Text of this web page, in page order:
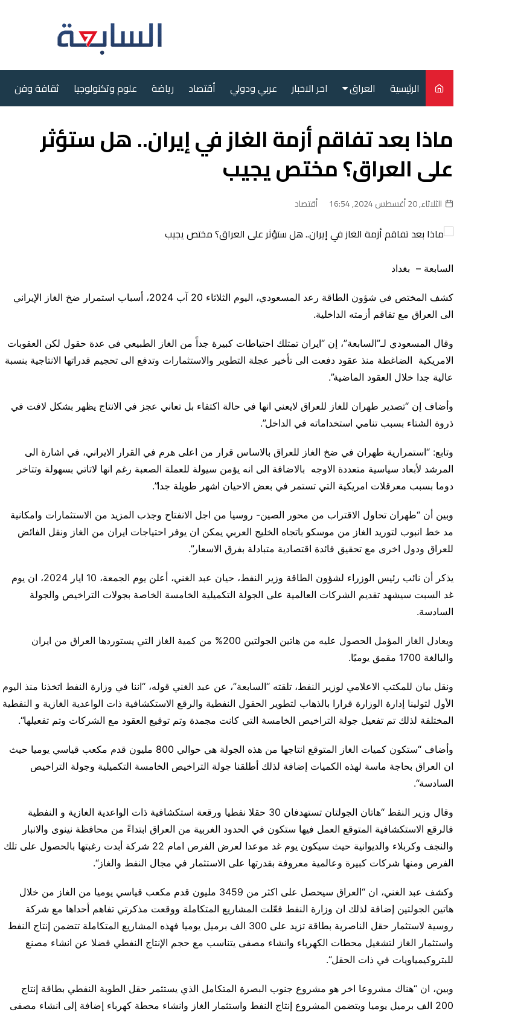
الرئيسية العراق
سياسة
محليات
اخر الاخبار عربي ودولي أقتصاد رياضة علوم وتكنولوجيا ثقافة وفن
ماذا بعد تفاقم أزمة الغاز في إيران.. هل ستؤثر
على العراق؟ مختص يجيب
الثلاثاء, 20 أغسطس 2024, 16:54 أقتصاد
السابعة – بغداد
كشف المختص في شؤون الطاقة رعد المسعودي، اليوم الثلاثاء 20 آب 2024، أسباب استمرار ضخ الغاز الإيراني
الى العراق مع تفاقم أزمته الداخلية.
وقال المسعودي لـ”السابعة”، إن “ايران تمتلك احتياطات كبيرة جداً من الغاز الطبيعي في عدة حقول لكن العقوبات
الامريكية الضاغطة منذ عقود دفعت الى تأخير عجلة التطوير والاستثمارات وتدفع الى تحجيم قدراتها الانتاجية بنسبة
عالية جدا خلال العقود الماضية”.
وأضاف إن “تصدير طهران للغاز للعراق لايعني انها في حالة اكتفاء بل تعاني عجز في الانتاج يظهر بشكل لافت في
ذروة الشتاء بسبب تنامي استخداماته في الداخل”.
وتابع: “استمرارية طهران في ضخ الغاز للعراق بالاساس قرار من اعلى هرم في القرار الايراني، في اشارة الى
المرشد لأبعاد سياسية متعددة الاوجه بالاضافة الى انه يؤمن سيولة للعملة الصعبة رغم انها لاتاتي بسهولة وتتاخر
دوما بسبب معرقلات امريكية التي تستمر في بعض الاحيان اشهر طويلة جدا”.
وبين أن “طهران تحاول الاقتراب من محور الصين- روسيا من اجل الانفتاح وجذب المزيد من الاستثمارات وامكانية
مد خط انبوب لتوريد الغاز من موسكو باتجاه الخليج العربي يمكن ان يوفر احتياجات ايران من الغاز ونقل الفائض
للعراق ودول اخرى مع تحقيق فائدة اقتصادية متبادلة بفرق الاسعار”.
يذكر أن نائب رئيس الوزراء لشؤون الطاقة وزير النفط، حيان عبد الغني، أعلن يوم الجمعة، 10 ايار 2024، ان يوم
غد السبت سيشهد تقديم الشركات العالمية على الجولة التكميلية الخامسة الخاصة بجولات التراخيص والجولة
السادسة.
ويعادل الغاز المؤمل الحصول عليه من هاتين الجولتين 200% من كمية الغاز التي يستوردها العراق من ايران
والبالغة 1700 مقمق يوميًا
.
ونقل بيان للمكتب الاعلامي لوزير النفط، تلقته “السابعة”، عن عبد الغني قوله، “اننا في وزارة النفط اتخذنا منذ اليوم
الأول لتولينا إدارة الوزارة قرارا بالذهاب لتطوير الحقول النفطية والرقع الاستكشافية ذات الواعدية الغازية و النفطية
المختلفة لذلك تم تفعيل جولة التراخيص الخامسة التي كانت مجمدة وتم توقيع العقود مع الشركات وتم تفعيلها“.
وأضاف “ستكون كميات الغاز المتوقع انتاجها من هذه الجولة هي حوالي 800 مليون قدم مكعب قياسي يوميا حيث
ان العراق بحاجة ماسة لهذه الكميات إضافة لذلك أطلقنا جولة التراخيص الخامسة التكميلية وجولة التراخيص
السادسة“.
وقال وزير النفط “هاتان الجولتان تستهدفان 30 حقلا نفطيا ورقعة استكشافية ذات الواعدية الغازية و النفطية
فالرقع الاستكشافية المتوقع العمل فيها ستكون في الحدود الغربية من العراق ابتداءً من محافظة نينوى والانبار
والنجف وكربلاء والديوانية حيث سيكون يوم غد موعدا لعرض الفرص امام 22 شركة أبدت رغبتها بالحصول على تلك
الفرص ومنها شركات كبيرة وعالمية معروفة بقدرتها على الاستثمار في مجال النفط والغاز“.
وكشف عبد الغني، ان “العراق سيحصل على اكثر من 3459 مليون قدم مكعب قياسي يوميا من الغاز من خلال
هاتين الجولتين إضافة لذلك ان وزارة النفط فعّلت المشاريع المتكاملة ووقعت مذكرتي تفاهم أحداها مع شركة
روسية لاستثمار حقل الناصرية بطاقة تزيد على 300 الف برميل يوميا فهذه المشاريع المتكاملة تتضمن إنتاج النفط
واستثمار الغاز لتشغيل محطات الكهرباء وانشاء مصفى يتناسب مع حجم الإنتاج النفطي فضلا عن انشاء مصنع
للبتروكيمياويات في ذات الحقل“.
وبين، ان “هناك مشروعا اخر هو مشروع جنوب البصرة المتكامل الذي يستثمر حقل الطوبة النفطي بطاقة إنتاج
200 الف برميل يوميا ويتضمن المشروع إنتاج النفط واستثمار الغاز وانشاء محطة كهرباء إضافة إلى انشاء مصفى